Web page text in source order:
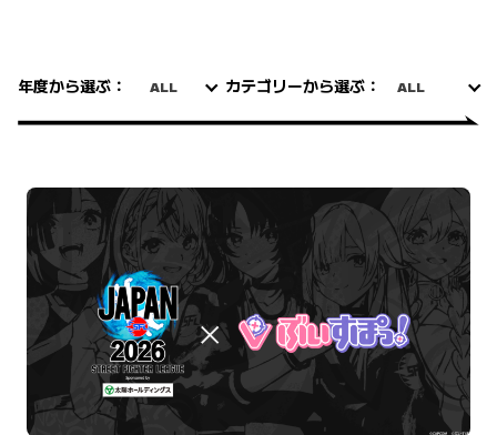
年度から選ぶ： ALL カテゴリーから選ぶ： ALL